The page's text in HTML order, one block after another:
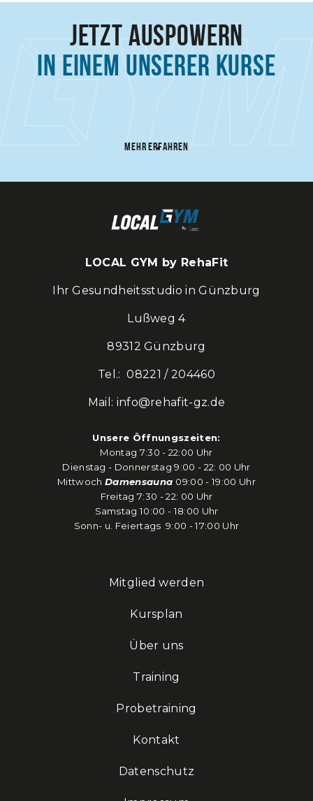
JETZT AUSPOWERN
IN EINEM UNSERER KURSE
MITGLIED WERDEN
MEHR ERFAHREN
LOCAL GYM by RehaFit
Ihr Gesundheitsstudio in Günzburg
Lußweg 4
89312 Günzburg
Tel.: 08221 / 204460
Mail: info@rehafit-gz.de
Unsere Öffnungszeiten:
Montag 7:30 - 22:00 Uhr
Dienstag - Donnerstag 9:00 - 22: 00 Uhr
Mittwoch Damensauna 09:00 - 19:00 Uhr
Freitag 7:30 - 22: 00 Uhr
Samstag 10:00 - 18:00 Uhr
Sonn- u. Feiertags 9:00 - 17:00 Uhr
Mitglied werden
Kursplan
Über uns
Training
Probetraining
Kontakt
Datenschutz